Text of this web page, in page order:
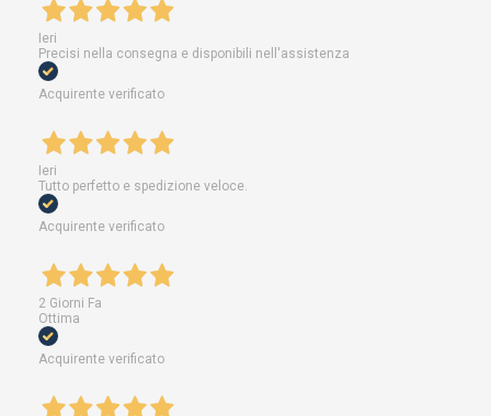
Ieri
Precisi nella consegna e disponibili nell'assistenza
Acquirente verificato
Ieri
Tutto perfetto e spedizione veloce.
Acquirente verificato
2 Giorni Fa
Ottima
Acquirente verificato